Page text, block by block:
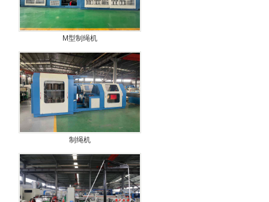
M型制绳机
制绳机